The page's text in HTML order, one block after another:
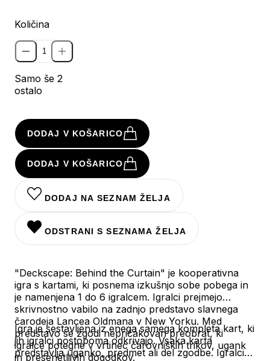
Količina
Samo še 2
ostalo
DODAJ V KOŠARICO
DODAJ V KOŠARICO
DODAJ NA SEZNAM ŽELJA
ODSTRANI S SEZNAMA ŽELJA
"Deckscape: Behind the Curtain" je kooperativna
igra s kartami, ki posnema izkušnjo sobe pobega in
je namenjena 1 do 6 igralcem. Igralci prejmejo
skrivnostno vabilo na zadnjo predstavo slavnega
čarodeja Lancea Oldmana v New Yorku. Med
predstavo se zgodi nepričakovan preobrat, ki
igralce potegne v vrtinec čarovniških trikov, ugank
in presenetljivih dogodkov.
Igra je sestavljena iz enega samega kompleta kart, ki
jih igralci postopoma odkrivajo. Vsaka karta
predstavlja uganko, predmet ali del zgodbe. Igralci